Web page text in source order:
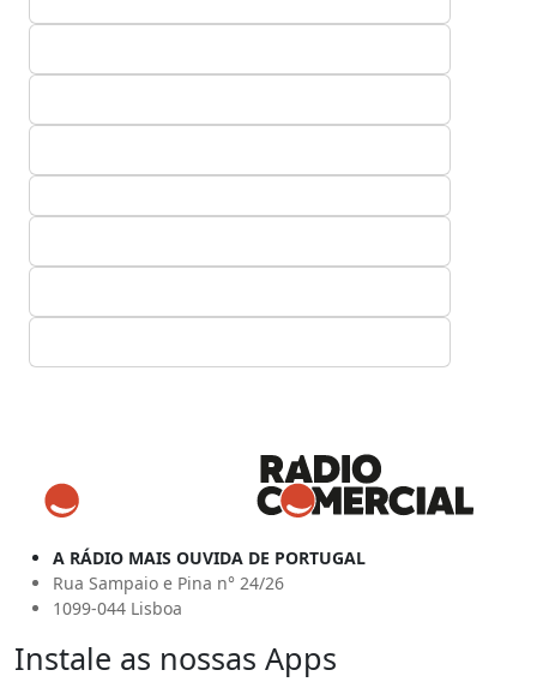
A RÁDIO MAIS OUVIDA DE PORTUGAL
Rua Sampaio e Pina n° 24/26
1099-044 Lisboa
Instale as nossas Apps